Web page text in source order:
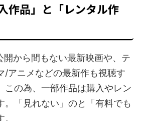
作品」と「レンタル作
から間もない最新映画や、テ
/アニメなどの最新作も視聴す
この為、一部作品は購入やレン
。「見れない」のと「有料でも